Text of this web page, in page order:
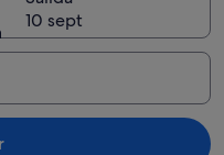
área de comedor al aire libre con
10 sept